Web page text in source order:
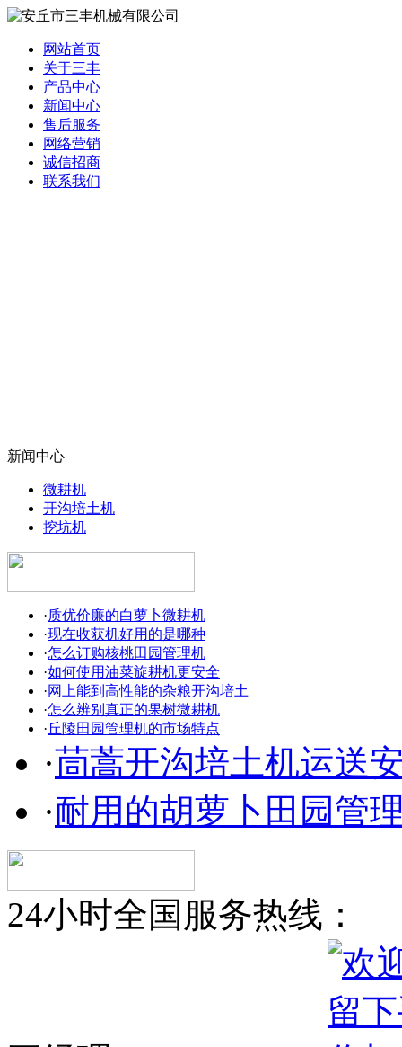
网站首页
关于三丰
产品中心
新闻中心
售后服务
网络营销
诚信招商
联系我们
新闻中心
微耕机
开沟培土机
挖坑机
·质优价廉的白萝卜微耕机
·现在收获机好用的是哪种
·怎么订购核桃田园管理机
·如何使用油菜旋耕机更安全
·网上能到高性能的杂粮开沟培土
·怎么辨别真正的果树微耕机
· 丘陵田园管理机的市场特点
·茼蒿开沟培土机运送
·耐用的胡萝卜田园管
24小时全国服务热线：